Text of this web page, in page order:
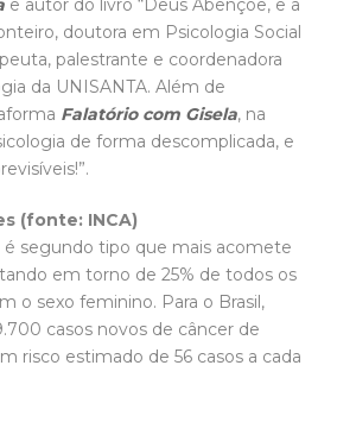
e autor do livro “Deus Abençoe, e a
doutora em Psicologia Social
palestrante e coordenadora
da UNISANTA. Além de
Falatório com Gisela, na
de forma descomplicada, e
(fonte: INCA)
segundo tipo que mais acomete
em torno de 25% de todos os
o sexo feminino. Para o Brasil,
casos novos de câncer de
risco estimado de 56 casos a cada